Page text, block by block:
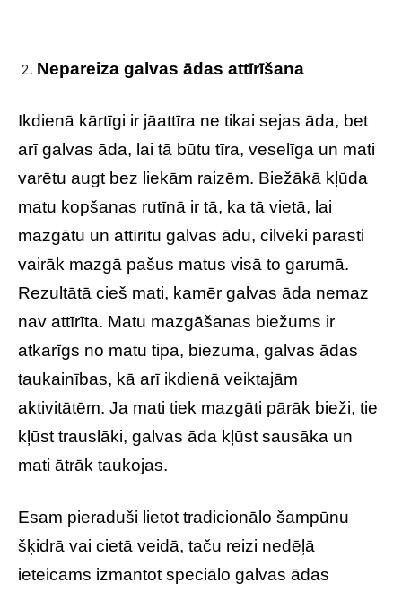
Nepareiza galvas ādas attīrīšana
Ikdienā kārtīgi ir jāattīra ne tikai sejas āda, bet
arī galvas āda, lai tā būtu tīra, veselīga un mati
varētu augt bez liekām raizēm. Biežākā kļūda
matu kopšanas rutīnā ir tā, ka tā vietā, lai
mazgātu un attīrītu galvas ādu, cilvēki parasti
vairāk mazgā pašus matus visā to garumā.
Rezultātā cieš mati, kamēr galvas āda nemaz
nav attīrīta. Matu mazgāšanas biežums ir
atkarīgs no matu tipa, biezuma, galvas ādas
taukainības, kā arī ikdienā veiktajām
aktivitātēm. Ja mati tiek mazgāti pārāk bieži, tie
kļūst trauslāki, galvas āda kļūst sausāka un
mati ātrāk taukojas.
Esam pieraduši lietot tradicionālo šampūnu
šķidrā vai cietā veidā, taču reizi nedēļā
ieteicams izmantot speciālo galvas ādas